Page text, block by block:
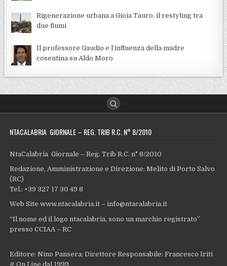
Rigenerazione urbana a Gioia Tauro, il restyling tra
due fiumi
Il professore Gaudio e l’influenza della madre
cosentina su Aldo Moro
NTACALABRIA GIORNALE – REG. TRIB R.C. N° 8/2010
NtaCalabria Giornale – Reg. Trib R.C. n° 8/2010
Redazione, Amministrazione e Direzione: Melito di Porto Salvo
(RC)
Tel.: +39 327 17 30 49 8
Web Site www.ntacalabria.it – info@ntacalabria.it
“Il nome ed il logo ntacalabria, sono un marchio registrato”
presso CCIAA – RC
Editore: Nino Pansera; Direttore Responsabile: Francesco Iriti
# On Line dal 1999